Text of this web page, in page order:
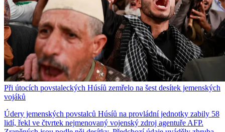
Při útocích povstaleckých Húsíů zemřelo na šest desítek jemenských
vojáků
Údery jemenských povstalců Húsíů na provládní jednotky zabily 58
lidí, řekl ve čtvrtek nejmenovaný vojenský zdroj agentuře AFP.